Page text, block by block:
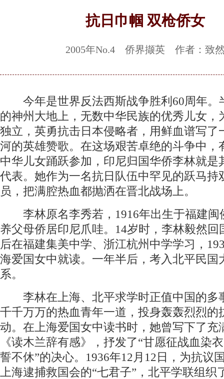
抗日巾帼 双枪侨女
2005年No.4 侨界撷英 作者：致
今年是世界反法西斯战争胜利60周年。
的神州大地上，无数中华民族的优秀儿女，
独立，英勇抗击日本侵略者，用鲜血谱写了
河的英雄赞歌。在这场艰苦卓绝的斗争中，
中华儿女踊跃参加，印尼归国华侨李林就是
代表。她作为一名抗日队伍中罕见的跃马持
员，把满腔热血都抛洒在晋北战场上。
李林原名李秀若，1916年出生于福建闽
养父母侨居印尼爪哇。14岁时，李林毅然回
后在福建集美中学、浙江杭州中学学习，
海爱国女中就读。一年半后，考入北平民国
系。
李林在上海、北平求学时正值中国的多
千千万万的热血青年一道，投身轰轰烈烈的
动。在上海爱国女中读书时，她曾写下了充
《读木兰辞有感》，抒发了“甘愿征战血染
誓不休”的决心。1936年12月12日，为抗议
上海逮捕救国会的“七君子”，北平学联组织